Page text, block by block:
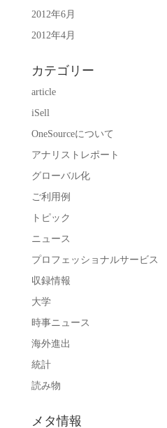
2012年6月
2012年4月
カテゴリー
article
iSell
OneSourceについて
アナリストレポート
グローバル化
ご利用例
トピック
ニュース
プロフェッショナルサービス
収録情報
大学
時事ニュース
海外進出
統計
読み物
メタ情報